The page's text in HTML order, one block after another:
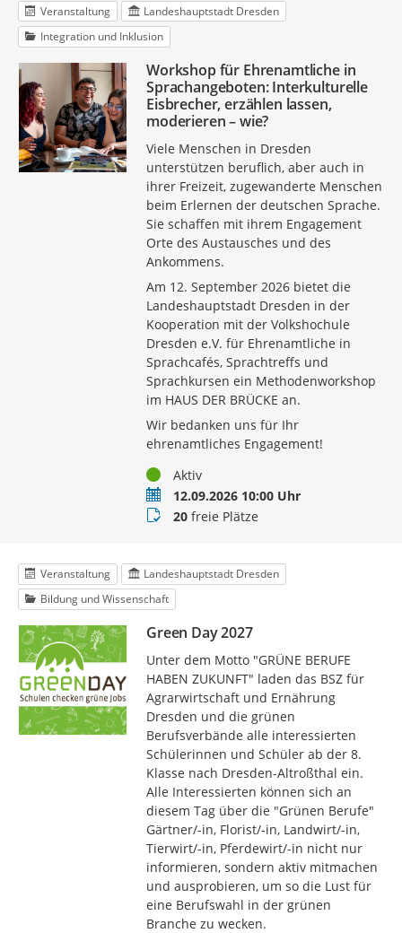
Veranstaltung
Landeshauptstadt Dresden
Integration und Inklusion
Workshop für Ehrenamtliche in
Sprachangeboten: Interkulturelle
Eisbrecher, erzählen lassen,
moderieren – wie?
Viele Menschen in Dresden
unterstützen beruflich, aber auch in
ihrer Freizeit, zugewanderte Menschen
beim Erlernen der deutschen Sprache.
Sie schaffen mit ihrem Engagement
Orte des Austausches und des
Ankommens.
Am 12. September 2026 bietet die
Landeshauptstadt Dresden in der
Kooperation mit der Volkshochule
Dresden e.V. für Ehrenamtliche in
Sprachcafés, Sprachtreffs und
Sprachkursen ein Methodenworkshop
im HAUS DER BRÜCKE an.
Wir bedanken uns für Ihr
ehrenamtliches Engagement!
StatusAktiv
Termin12.09.2026 10:00 Uhr
Buchungsstatus
20freie Plätze
Veranstaltung
Landeshauptstadt Dresden
Bildung und Wissenschaft
Green Day 2027
Unter dem Motto "GRÜNE BERUFE
HABEN ZUKUNFT" laden das BSZ für
Agrarwirtschaft und Ernährung
Dresden und die grünen
Berufsverbände alle interessierten
Schülerinnen und Schüler ab der 8.
Klasse nach Dresden-Altroßthal ein.
Alle Interessierten können sich an
diesem Tag über die "Grünen Berufe"
Gärtner/-in, Florist/-in, Landwirt/-in,
Tierwirt/-in, Pferdewirt/-in nicht nur
informieren, sondern aktiv mitmachen
und ausprobieren, um so die Lust für
eine Berufswahl in der grünen
Branche zu wecken.